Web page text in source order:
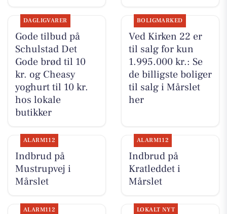
DAGLIGVARER
Gode tilbud på
Schulstad Det
Gode brød til 10
kr. og Cheasy
yoghurt til 10 kr.
hos lokale
butikker
BOLIGMARKED
Ved Kirken 22 er
til salg for kun
1.995.000 kr.: Se
de billigste boliger
til salg i Mårslet
her
ALARM112
Indbrud på
Mustrupvej i
Mårslet
ALARM112
Indbrud på
Kratleddet i
Mårslet
ALARM112 LOKALT NYT